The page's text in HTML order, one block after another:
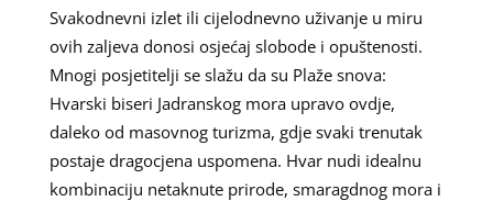
Svakodnevni izlet ili cijelodnevno uživanje u miru
ovih zaljeva donosi osjećaj slobode i opuštenosti.
Mnogi posjetitelji se slažu da su Plaže snova:
Hvarski biseri Jadranskog mora upravo ovdje,
daleko od masovnog turizma, gdje svaki trenutak
postaje dragocjena uspomena. Hvar nudi idealnu
kombinaciju netaknute prirode, smaragdnog mora i